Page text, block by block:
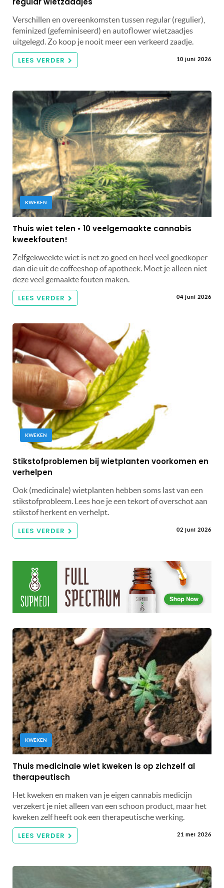
Verschillen en overeenkomsten tussen regular (regulier),
feminized (gefeminiseerd) en autoflower wietzaadjes
uitgelegd. Zo koop je nooit meer een verkeerd zaadje.
LEES VERDER 10 juni 2026
KWEKEN
Thuis wiet telen • 10 veelgemaakte cannabis
kweekfouten!
Zelfgekweekte wiet is net zo goed en heel veel goedkoper
dan die uit de coffeeshop of apotheek. Moet je alleen niet
deze veel gemaakte fouten maken.
LEES VERDER 04 juni 2026
KWEKEN
Stikstofproblemen bij wietplanten voorkomen en
verhelpen
Ook (medicinale) wietplanten hebben soms last van een
stikstofprobleem. Lees hoe je een tekort of overschot aan
stikstof herkent en verhelpt.
LEES VERDER 02 juni 2026
KWEKEN
Thuis medicinale wiet kweken is op zichzelf al
therapeutisch
Het kweken en maken van je eigen cannabis medicijn
verzekert je niet alleen van een schoon product, maar het
kweken zelf heeft ook een therapeutische werking.
LEES VERDER 21 mei 2026